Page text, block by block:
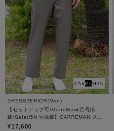
DRESSTERIOR(Men)
【セットアップ可/MonoMax4月号掲
載/Safari5月号掲載】CARREMAN スト
レッチパンツ
¥17,600